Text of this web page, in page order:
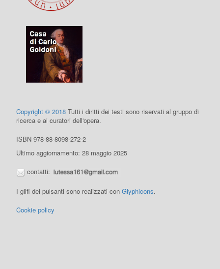
Copyright © 2018 Tutti i diritti dei testi sono riservati al gruppo di
ricerca e ai curatori dell'opera.
ISBN 978-88-8098-272-2
Ultimo aggiornamento: 28 maggio 2025
contatti:
I glifi dei pulsanti sono realizzati conGlyphicons.
Cookie policy